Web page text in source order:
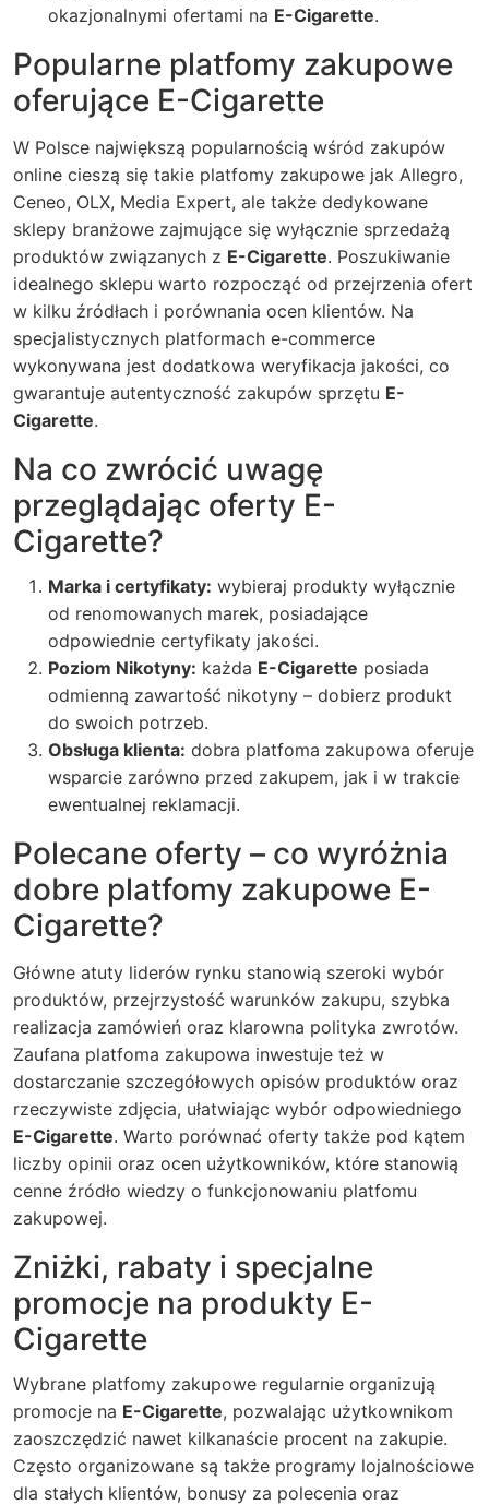
okazjonalnymi ofertami na E-Cigarette.
Popularne platfomy zakupowe
oferujące E-Cigarette
W Polsce największą popularnością wśród zakupów
online cieszą się takie platfomy zakupowe jak Allegro,
Ceneo, OLX, Media Expert, ale także dedykowane
sklepy branżowe zajmujące się wyłącznie sprzedażą
produktów związanych z E-Cigarette. Poszukiwanie
idealnego sklepu warto rozpocząć od przejrzenia ofert
w kilku źródłach i porównania ocen klientów. Na
specjalistycznych platformach e-commerce
wykonywana jest dodatkowa weryfikacja jakości, co
gwarantuje autentyczność zakupów sprzętu E-
Cigarette.
Na co zwrócić uwagę
przeglądając oferty E-
Cigarette?
Marka i certyfikaty: wybieraj produkty wyłącznie
od renomowanych marek, posiadające
odpowiednie certyfikaty jakości.
Poziom Nikotyny: każda E-Cigarette posiada
odmienną zawartość nikotyny – dobierz produkt
do swoich potrzeb.
Obsługa klienta: dobra platfoma zakupowa oferuje
wsparcie zarówno przed zakupem, jak i w trakcie
ewentualnej reklamacji.
Polecane oferty – co wyróżnia
dobre platfomy zakupowe E-
Cigarette?
Główne atuty liderów rynku stanowią szeroki wybór
produktów, przejrzystość warunków zakupu, szybka
realizacja zamówień oraz klarowna polityka zwrotów.
Zaufana platfoma zakupowa inwestuje też w
dostarczanie szczegółowych opisów produktów oraz
rzeczywiste zdjęcia, ułatwiając wybór odpowiedniego
E-Cigarette. Warto porównać oferty także pod kątem
liczby opinii oraz ocen użytkowników, które stanowią
cenne źródło wiedzy o funkcjonowaniu platfomu
zakupowej.
Zniżki, rabaty i specjalne
promocje na produkty E-
Cigarette
Wybrane platfomy zakupowe regularnie organizują
promocje na E-Cigarette, pozwalając użytkownikom
zaoszczędzić nawet kilkanaście procent na zakupie.
Często organizowane są także programy lojalnościowe
dla stałych klientów, bonusy za polecenia oraz